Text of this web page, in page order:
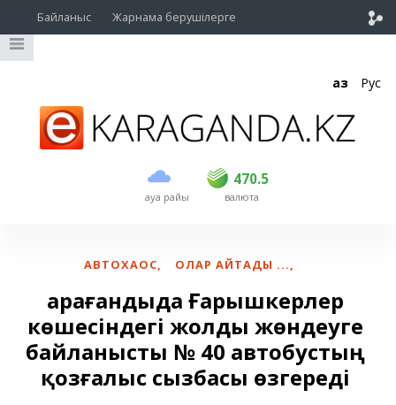
Байланыс Жарнама берушілерге
Қаз Рус
ауа райы
470.5
USD 469 470.5
EUR валюта
АВТОХАОС, ОЛАР АЙТАДЫ ...,
Қарағандыда Ғарышкерлер
көшесіндегі жолды жөндеуге
байланысты № 40 автобустың
қозғалыс сызбасы өзгереді